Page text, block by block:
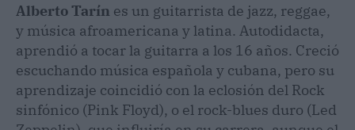
Alberto Tarín es un guitarrista de jazz, reggae,
y música afroamericana y latina. Autodidacta,
aprendió a tocar la guitarra a los 16 años. Creció
escuchando música española y cubana, pero su
aprendizaje coincidió con la eclosión del Rock
sinfónico (Pink Floyd), o el rock-blues duro (Led